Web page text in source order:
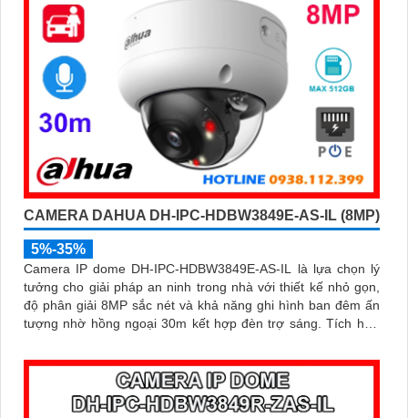
CAMERA DAHUA DH-IPC-HDBW3849E-AS-IL (8MP)
5%-35%
Camera IP dome DH-IPC-HDBW3849E-AS-IL là lựa chọn lý
tưởng cho giải pháp an ninh trong nhà với thiết kế nhỏ gọn,
độ phân giải 8MP sắc nét và khả năng ghi hình ban đêm ấn
tượng nhờ hồng ngoại 30m kết hợp đèn trợ sáng. Tích hợp
thông minh giúp phân biệt chính xác người và phương tiện hỗ
trợ POE, giảm thiểu báo động giả hiệu quả